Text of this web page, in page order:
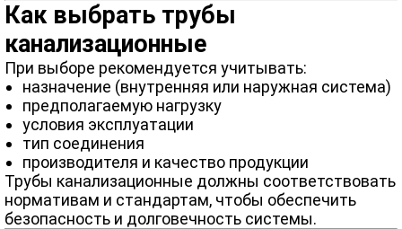
Как выбрать трубы
канализационные
При выборе рекомендуется учитывать:
назначение (внутренняя или наружная система)
предполагаемую нагрузку
условия эксплуатации
тип соединения
производителя и качество продукции
Трубы канализационные должны соответствовать
нормативам и стандартам, чтобы обеспечить
безопасность и долговечность системы.